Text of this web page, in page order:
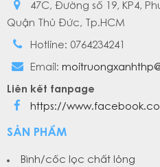
47C, Đường số 19, KP4,
Quận Thủ Đức, Tp.HCM
Hotline: 0764234241
Email:
Liên kết fanpage
https://
SẢN PHẨM
Bình/cốc lọc chất lỏng